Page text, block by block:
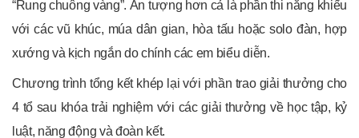
“Rung chuông vàng”. Ấn tượng hơn cả là phần thi năng khiếu
với các vũ khúc, múa dân gian, hòa tấu hoặc solo đàn, hợp
xướng và kịch ngắn do chính các em biểu diễn.
Chương trình tổng kết khép lại với phần trao giải thưởng cho
4 tổ sau khóa trải nghiệm với các giải thưởng về học tập, kỷ
luật, năng động và đoàn kết.